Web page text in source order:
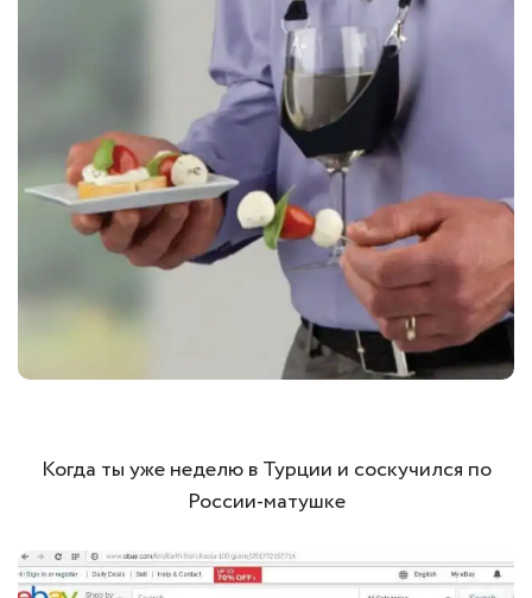
Когда ты уже неделю в Турции и соскучился по
России-матушке